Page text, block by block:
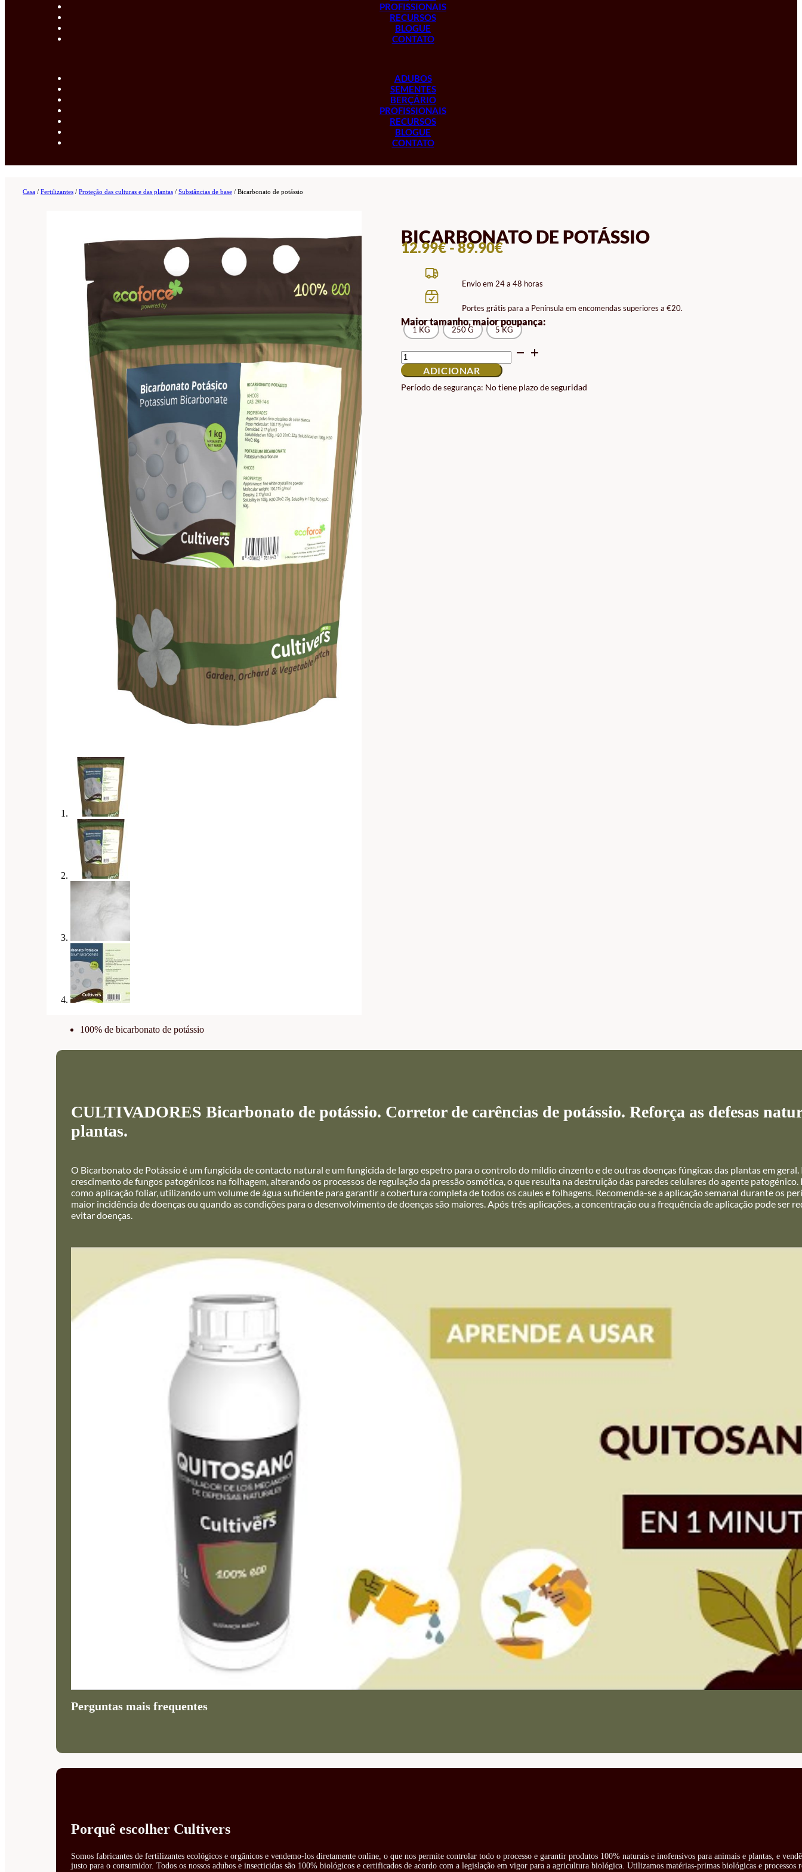
PROFISSIONAIS
RECURSOS
BLOGUE
CONTATO
ADUBOS
SEMENTES
BERÇÁRIO
PROFISSIONAIS
RECURSOS
BLOGUE
CONTATO
Casa / Fertilizantes / Proteção das culturas e das plantas / Substâncias de base / Bicarbonato de potássio
BICARBONATO DE POTÁSSIO
12.99€ -89.90€INTERVALO
PREÇOS:
A
89.90€
Envio em 24 a 48 horas
Portes grátis para a Península em encomendas superiores a €20.
Maior tamanho, maior poupança:
1 KG 250 G 5 KG
QUANTIDADE
DE
BICARBONATO
DE
POTÁSSIO
ADICIONAR
Período de segurança: No tiene plazo de seguridad
100% de bicarbonato de potássio
CULTIVADORES Bicarbonato de potássio. Corretor de carências de potássio. Reforça as defesas
plantas.
O Bicarbonato de Potássio é um fungicida de contacto natural e um fungicida de largo espetro para o controlo do míldio cinzento e de outras doenças fúngicas das plantas em geral.
crescimento de fungos patogénicos na folhagem, alterando os processos de regulação da pressão osmótica, o que resulta na destruição das paredes celulares do agente
como aplicação foliar, utilizando um volume de água suficiente para garantir a cobertura completa de todos os caules e folhagens. Recomenda-se a aplicação semanal durante os
maior incidência de doenças ou quando as condições para o desenvolvimento de doenças são maiores. Após três aplicações, a concentração ou a frequência de aplicação pode ser
evitar doenças.
Perguntas mais frequentes
Porquê escolher Cultivers
Somos fabricantes de fertilizantes ecológicos e orgânicos e vendemo-los diretamente online, o que nos permite controlar todo o processo e garantir produtos 100% naturais e inofensivos para animais e plantas, e
justo para o consumidor. Todos os nossos adubos e insecticidas são 100% biológicos e certificados de acordo com a legislação em vigor para a agricultura biológica. Utilizamos matérias-primas biológicas e processos